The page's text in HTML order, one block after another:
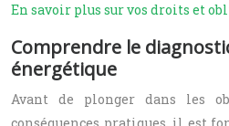
En savoir plus sur vos droits et
Comprendre le
énergétique
Avant de plonger dans les